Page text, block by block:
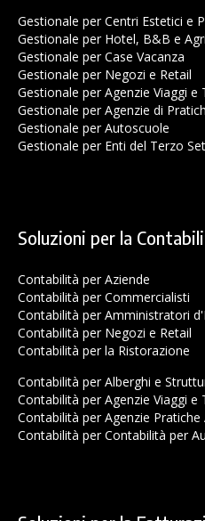
Gestionale per Centri Estetici e
Gestionale per Hotel, B&B e
Gestionale per Case Vacanza
Gestionale per Negozi e Retail
Gestionale per Agenzie Viaggi
Gestionale per Agenzie di
Gestionale per Autoscuole
Gestionale per Enti del Terzo
Soluzioni per la
Contabilità per Aziende
Contabilità per Commercialisti
Contabilità per Amministratori
Contabilità per Negozi e Retail
Contabilità per la Ristorazione
Contabilità per Alberghi e
Contabilità per Agenzie Viaggi
Contabilità per Agenzie Pratiche
Contabilità per Contabilità per